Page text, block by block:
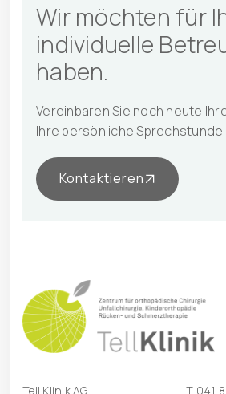
Wir möchten für
individuelle
haben.
Vereinbaren Sie noch heute
Ihre persönliche Sprechstunde
Kontaktieren
Tell Klinik AG T 041